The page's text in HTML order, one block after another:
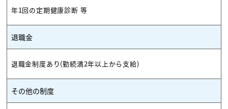
年1回の定期健康診断 等
退職金
退職金制度あり(勤続満2年以上から支給)
その他の制度